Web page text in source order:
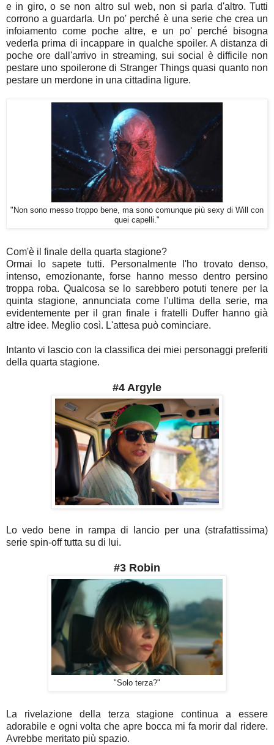
e in giro, o se non altro sul web, non si parla d'altro. Tutti
corrono a guardarla. Un po' perché è una serie che crea un
infoiamento come poche altre, e un po' perché bisogna
vederla prima di incappare in qualche spoiler. A distanza di
poche ore dall'arrivo in streaming, sui social è difficile non
pestare uno spoilerone di Stranger Things quasi quanto non
pestare un merdone in una cittadina ligure.
"Non sono messo troppo bene, ma sono comunque più sexy di Will con
quei capelli."
Com'è il finale della quarta stagione?
Ormai lo sapete tutti. Personalmente l'ho trovato denso,
intenso, emozionante, forse hanno messo dentro persino
troppa roba. Qualcosa se lo sarebbero potuti tenere per la
quinta stagione, annunciata come l'ultima della serie, ma
evidentemente per il gran finale i fratelli Duffer hanno già
altre idee. Meglio così. L'attesa può cominciare.
Intanto vi lascio con la classifica dei miei personaggi preferiti
della quarta stagione.
#4 Argyle
Lo vedo bene in rampa di lancio per una (strafattissima)
serie spin-off tutta su di lui.
#3 Robin
"Solo terza?"
La rivelazione della terza stagione continua a essere
adorabile e ogni volta che apre bocca mi fa morir dal ridere.
Avrebbe meritato più spazio.